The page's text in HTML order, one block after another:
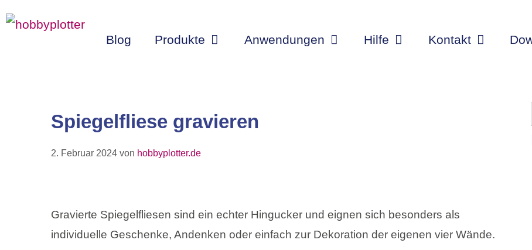
Inhalt
Blog Produkte Anwendungen Hilfe Kontakt
Spiegelfliese gravieren
2. Februar 2024 von hobbyplotter.de
Gravierte Spiegelfliesen sind ein echter Hingucker und eignen sich besonders als
individuelle Geschenke, Andenken oder einfach zur Dekoration der eigenen vier Wände.